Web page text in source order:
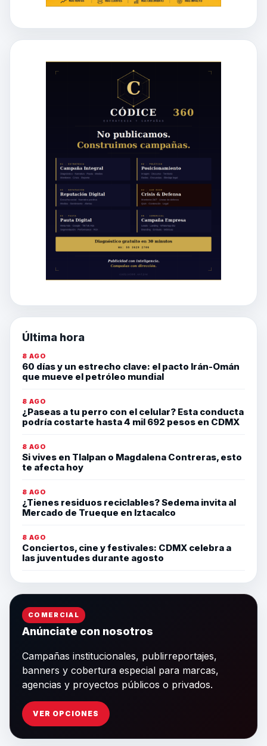
Última hora
8 AGO
60 días y un estrecho clave: el pacto Irán-Omán
que mueve el petróleo mundial
8 AGO
¿Paseas a tu perro con el celular? Esta conducta
podría costarte hasta 4 mil 692 pesos en CDMX
8 AGO
Si vives en Tlalpan o Magdalena Contreras, esto
te afecta hoy
8 AGO
¿Tienes residuos reciclables? Sedema invita al
Mercado de Trueque en Iztacalco
8 AGO
Conciertos, cine y festivales: CDMX celebra a
las juventudes durante agosto
COMERCIAL
Anúnciate con nosotros
Campañas institucionales, publirreportajes,
banners y cobertura especial para marcas,
agencias y proyectos públicos o privados.
VER OPCIONES